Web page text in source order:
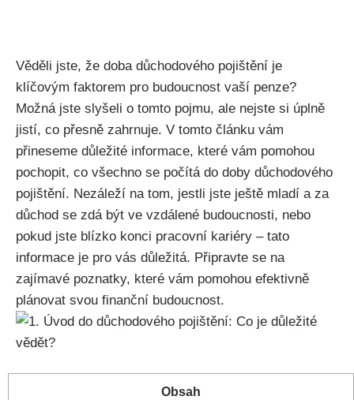
Věděli jste, že doba důchodového pojištění je
klíčovým faktorem pro budoucnost vaší penze?
Možná jste slyšeli o tomto pojmu, ale nejste si úplně
jistí, co přesně zahrnuje. V tomto článku vám
přineseme důležité informace, které vám pomohou
pochopit, co všechno se počítá do doby důchodového
pojištění. Nezáleží na tom, jestli jste ještě mladí a za
důchod se zdá být ve vzdálené budoucnosti, nebo
pokud jste blízko konci pracovní kariéry – tato
informace je pro vás důležitá. Připravte se na
zajímavé poznatky, které vám pomohou efektivně
plánovat svou finanční budoucnost.
Obsah